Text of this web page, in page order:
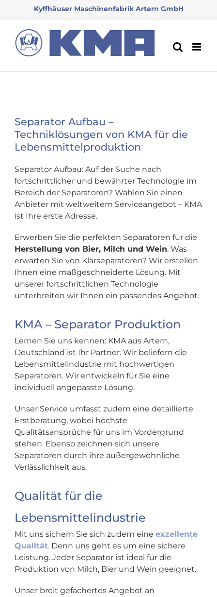
springen
Kyffhäuser Maschinenfabrik Artern GmbH
Separator Aufbau –
Techniklösungen von KMA für die
Lebensmittelproduktion
Separator Aufbau: Auf der Suche nach
fortschrittlicher und bewährter Technologie im
Bereich der Separatoren? Wählen Sie einen
Anbieter mit weltweitem Serviceangebot – KMA
ist Ihre erste Adresse.
Erwerben Sie die perfekten Separatoren für die
Herstellung von Bier, Milch und Wein. Was
erwarten Sie von Klärseparatoren? Wir erstellen
Ihnen eine maßgeschneiderte Lösung. Mit
unserer fortschrittlichen Technologie
unterbreiten wir Ihnen ein passendes Angebot.
KMA – Separator Produktion
Lernen Sie uns kennen: KMA aus Artern,
Deutschland ist Ihr Partner. Wir beliefern die
Lebensmittelindustrie mit hochwertigen
Separatoren. Wir entwickeln für Sie eine
individuell angepasste Lösung.
Unser Service umfasst zudem eine detaillierte
Erstberatung, wobei höchste
Qualitätsansprüche für uns im Vordergrund
stehen. Ebenso zeichnen sich unsere
Separatoren durch ihre außergewöhnliche
Verlässlichkeit aus.
Qualität für die
Lebensmittelindustrie
Mit uns sichern Sie sich zudem eine exzellente
Qualität. Denn uns geht es um eine sichere
Leistung. Jeder Separator ist ideal für die
Produktion von Milch, Bier und Wein geeignet.
Unser breit gefächertes Angebot an